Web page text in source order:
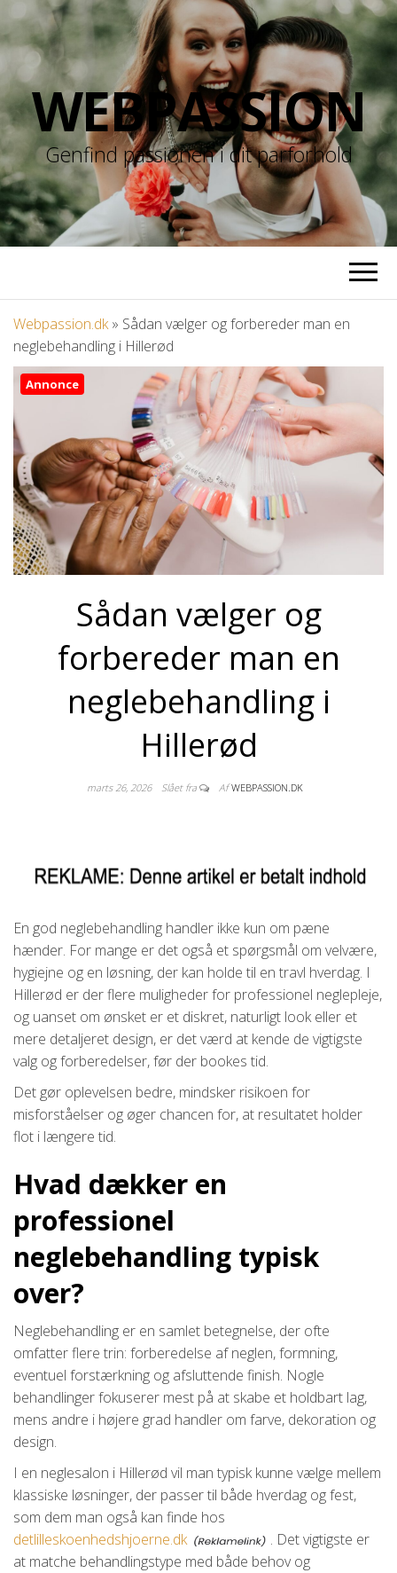
WEBPASSION
Genfind passionen i dit parforhold
Webpassion.dk» Sådan vælger og forbereder man en
neglebehandling i Hillerød
Annonce
Sådan vælger og
forbereder man en
neglebehandling i
Hillerød
marts 26, 2026 Slået fra Af WEBPASSION.DK
En god neglebehandling handler ikke kun om pæne
hænder. For mange er det også et spørgsmål om velvære,
hygiejne og en løsning, der kan holde til en travl hverdag. I
Hillerød er der flere muligheder for professionel neglepleje,
og uanset om ønsket er et diskret, naturligt look eller et
mere detaljeret design, er det værd at kende de vigtigste
valg og forberedelser, før der bookes tid.
Det gør oplevelsen bedre, mindsker risikoen for
misforståelser og øger chancen for, at resultatet holder
flot i længere tid.
Hvad dækker en
professionel
neglebehandling typisk
over?
Neglebehandling er en samlet betegnelse, der ofte
omfatter flere trin: forberedelse af neglen, formning,
eventuel forstærkning og afsluttende finish. Nogle
behandlinger fokuserer mest på at skabe et holdbart lag,
mens andre i højere grad handler om farve, dekoration og
design.
I en neglesalon i Hillerød vil man typisk kunne vælge mellem
klassiske løsninger, der passer til både hverdag og fest,
som dem man også kan finde hos
detlilleskoenhedshjoerne.dk
. Det vigtigste er
at matche behandlingstype med både behov og